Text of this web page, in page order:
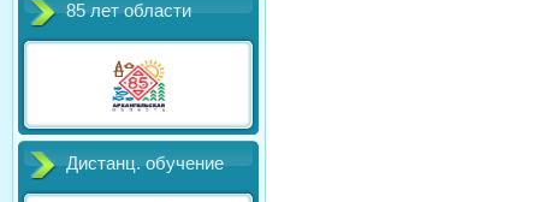
85 лет области
Дистанц. обучение